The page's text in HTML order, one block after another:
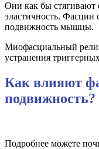
Они как бы стягивают
эластичность. Фасции
подвижность мышцы.
Миофасциальный
устранения
Как влияют
подвижность?
Подробнее можете